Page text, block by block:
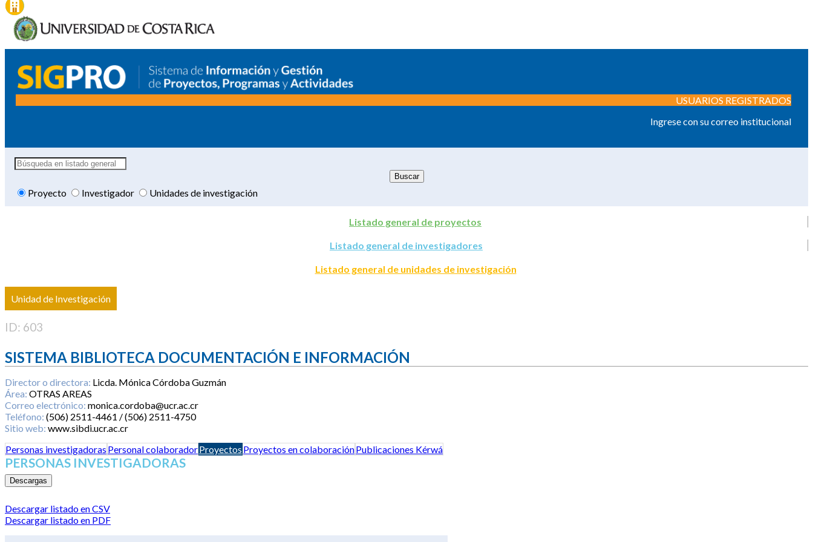
USUARIOS REGISTRADOS
Ingrese con su correo institucional
Proyecto Investigador Unidades de investigación
Listado general de proyectos
Listado general de investigadores
Listado general de unidades de investigación
Unidad de Investigación
ID: 603
SISTEMA BIBLIOTECA DOCUMENTACIÓN E INFORMACIÓN
Director o directora: Licda. Mónica Córdoba Guzmán
Área: OTRAS AREAS
Correo electrónico: monica.cordoba@ucr.ac.cr
Teléfono: (506) 2511-4461 / (506) 2511-4750
Sitio web: www.sibdi.ucr.ac.cr
Personas investigadoras Personal colaboradorProyectos Proyectos en colaboraciónPublicaciones Kérwá
PERSONAS INVESTIGADORAS
Descargas
Descargar listado en CSV
Descargar listado en PDF